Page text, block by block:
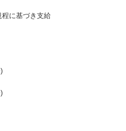
に基づき支給